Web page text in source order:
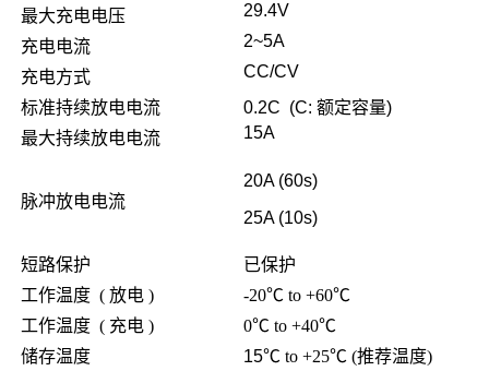
最大充电电压
29.4V
充电电流
2~5A
充电方式
CC/CV
标准持续放电电流
0.2C (C: 额定容量)
最大持续放电电流
15A
脉冲放电电流
20A (60s)
25A (10s)
短路保护
已保护
工作温度 ( 放电 )
-20℃ to +60℃
工作温度 ( 充电 )
0℃ to +40℃
储存温度
15℃ to +25℃ (推荐温度)